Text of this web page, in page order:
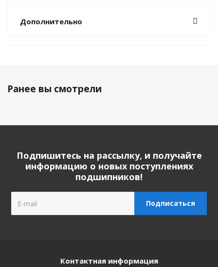
Дополнительно
Ранее вы смотрели
Подпишитесь на рассылку, и получайте
информацию о новых поступлениях
подшипников!
Контактная информация